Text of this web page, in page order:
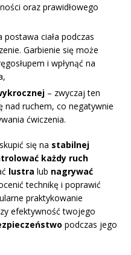
oraz prawidłowego
postawa ciała podczas
Garbienie się może
i wpłynąć na
– zwyczaj ten
nad ruchem, co negatywnie
ćwiczenia.
się na stabilnej
każdy ruch
lustra lub nagrywać
technikę i poprawić
praktykowanie
efektywność twojego
podczas jego